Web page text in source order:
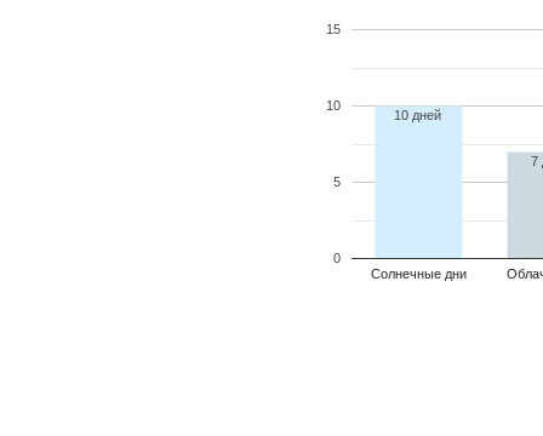
Солнечные дни
0
5
10
15
10 дней
7